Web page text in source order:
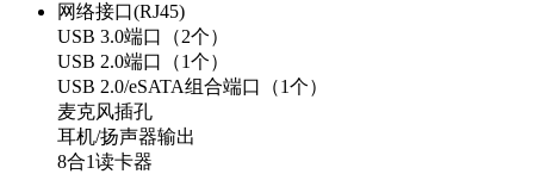
网络接口(RJ45)
USB 3.0端口（2个）
USB 2.0端口（1个）
USB 2.0/eSATA组合端口（1个）
麦克风插孔
耳机/扬声器输出
8合1读卡器